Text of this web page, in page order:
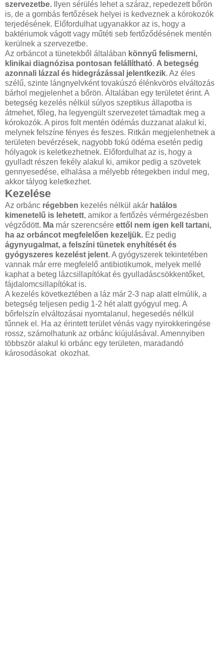
szervezetbe. Ilyen sérülés lehet a száraz, repedezett bőrön
is, de a gombás fertőzések helyei is kedveznek a kórokozók
terjedésének. Előfordulhat ugyanakkor az is, hogy a
baktériumok vágott vagy műtéti seb fertőződésének mentén
kerülnek a szervezetbe.
Az orbáncot a tünetekből általában könnyű felismerni,
klinikai diagnózisa pontosan felállítható. A betegség
azonnali lázzal és hidegrázással jelentkezik. Az éles
szélű, szinte lángnyelvként tovakúszó élénkvörös elváltozás
bárhol megjelenhet a bőrön. Általában egy területet érint. A
betegség kezelés nélkül súlyos szeptikus állapotba is
átmehet, főleg, ha legyengült szervezetet támadtak meg a
kórokozók. A piros folt mentén ödémás duzzanat alakul ki,
melynek felszíne fényes és feszes. Ritkán megjelenhetnek a
területen bevérzések, nagyobb fokú ödéma esetén pedig
hólyagok is keletkezhetnek. Előfordulhat az is, hogy a
gyulladt részen fekély alakul ki, amikor pedig a szövetek
gennyesedése, elhalása a mélyebb rétegekben indul meg,
akkor tályog keletkezhet.
Kezelése
Az orbánc régebben kezelés nélkül akár halálos
kimenetelű is lehetett, amikor a fertőzés vérmérgezésben
végződött. Ma már szerencsére ettől nem igen kell tartani,
ha az orbáncot megfelelően kezeljük. Ez pedig
ágynyugalmat, a felszíni tünetek enyhítését és
gyógyszeres kezelést jelent. A gyógyszerek tekintetében
vannak már erre megfelelő antibiotikumok, melyek mellé
kaphat a beteg lázcsillapítókat és gyulladáscsökkentőket,
fájdalomcsillapítókat is.
A kezelés következtében a láz már 2-3 nap alatt elmúlik, a
betegség teljesen pedig 1-2 hét alatt gyógyul meg. A
bőrfelszín elváltozásai nyomtalanul, hegesedés nélkül
tűnnek el. Ha az érintett terület vénás vagy nyirokkeringése
rossz, számolhatunk az orbánc kiújulásával. Amennyiben
többször alakul ki orbánc egy területen, maradandó
károsodásokat okozhat.